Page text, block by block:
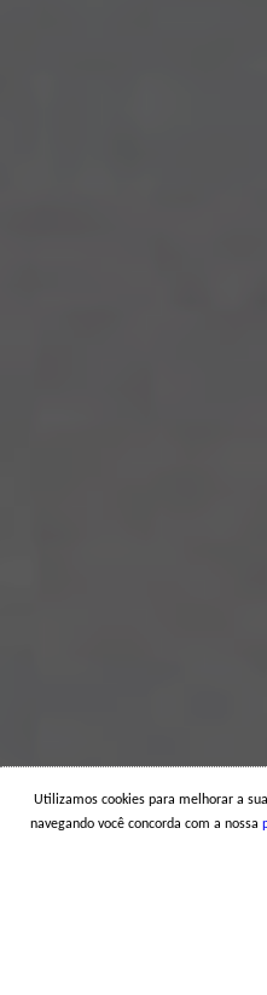
Utilizamos cookies para melhorar a
navegando você concorda com a nossa